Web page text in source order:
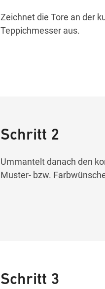
Zeichnet die Tore an der
Teppichmesser aus.
Schritt 2
Ummantelt danach den
Muster- bzw.
Schritt 3